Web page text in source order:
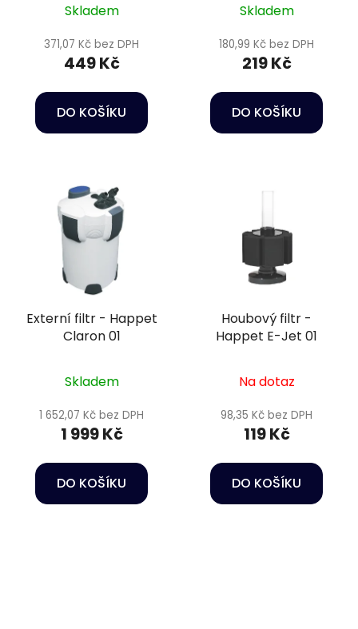
Skladem
371,07 Kč bez DPH
449 Kč
DO KOŠÍKU
Skladem
180,99 Kč bez DPH
219 Kč
DO KOŠÍKU
Externí filtr - Happet
Claron 01
Skladem
1 652,07 Kč bez DPH
1 999 Kč
DO KOŠÍKU
Houbový filtr -
Happet E-Jet 01
Na dotaz
98,35 Kč bez DPH
119 Kč
DO KOŠÍKU